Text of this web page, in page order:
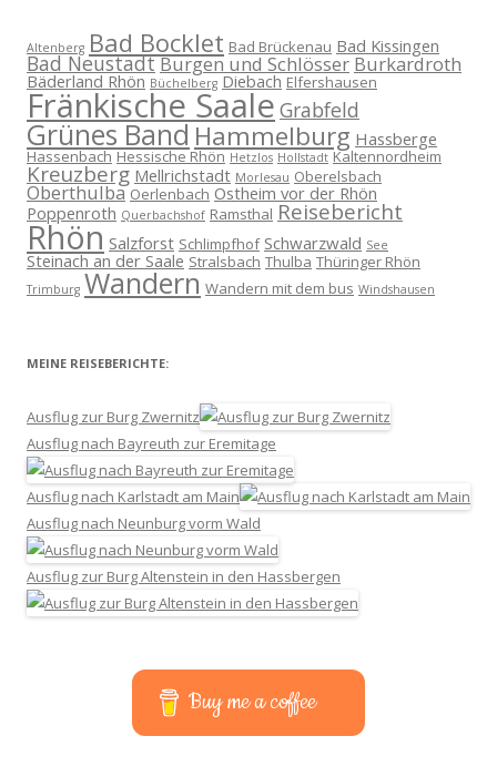
Altenberg Bad Bocklet Bad Brückenau Bad Kissingen
Bad NeustadtBurgen und Schlösser Burkardroth
Bäderland Rhön Büchelberg Diebach Elfershausen
Fränkische Saale Grabfeld
Grünes BandHammelburg Hassberge
Hassenbach Hessische Rhön Hetzlos Hollstadt Kaltennordheim
Kreuzberg Mellrichstadt Morlesau Oberelsbach
Oberthulba Oerlenbach Ostheim vor der Rhön
Poppenroth Querbachshof Ramsthal Reisebericht
Rhön Salzforst Schlimpfhof Schwarzwald See
Steinach an der Saale Stralsbach Thulba Thüringer Rhön
Trimburg Wandern Wandern mit dem bus Windshausen
MEINE REISEBERICHTE:
Ausflug zur Burg Zwernitz
Ausflug nach Bayreuth zur Eremitage
Ausflug nach Karlstadt am Main
Ausflug nach Neunburg vorm Wald
Ausflug zur Burg Altenstein in den Hassbergen
Buy me a coffee